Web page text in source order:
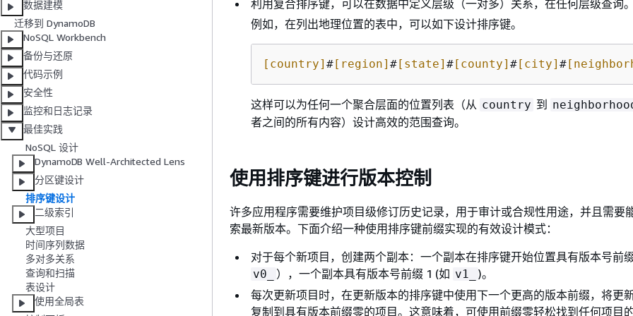
数据建模
迁移到 DynamoDB
NoSQL Workbench
备份与还原
代码示例
安全性
监控和日志记录
最佳实践
NoSQL 设计
DynamoDB Well-Architected Lens
分区键设计
排序键设计
二级索引
大型项目
时间序列数据
多对多关系
查询和扫描
表设计
使用全局表
利用复合排序键，可以在数据中定义层级（一对多）关系，在任何层级查询
例如，在列出地理位置的表中，可以如下设计排序键。
[country] #[region] #[state] #[county] #[city] #
这样可以为任何一个聚合层面的位置列表（从 country 到
者之间的所有内容）设计高效的范围查询。
使用排序键进行版本控制
许多应用程序需要维护项目级修订历史记录，用于审计或合规性用途，并且需要
索最新版本。下面介绍一种使用排序键前缀实现的有效设计模式：
对于每个新项目，创建两个副本：一个副本在排序键开始位置具有版本号前
v0_ ），一个副本具有版本号前缀 1 (如 v1_
)。
每次更新项目时，在更新版本的排序键中使用下一个更高的版本前缀，将更
复制到具有版本前缀零的项目。这意味着，可使用前缀零轻松找到任何项目